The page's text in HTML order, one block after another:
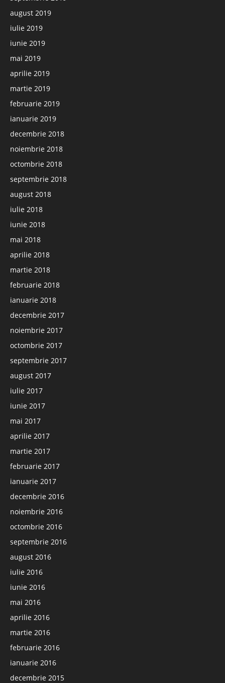
august 2019
iulie 2019
iunie 2019
mai 2019
aprilie 2019
martie 2019
februarie 2019
ianuarie 2019
decembrie 2018
noiembrie 2018
octombrie 2018
septembrie 2018
august 2018
iulie 2018
iunie 2018
mai 2018
aprilie 2018
martie 2018
februarie 2018
ianuarie 2018
decembrie 2017
noiembrie 2017
octombrie 2017
septembrie 2017
august 2017
iulie 2017
iunie 2017
mai 2017
aprilie 2017
martie 2017
februarie 2017
ianuarie 2017
decembrie 2016
noiembrie 2016
octombrie 2016
septembrie 2016
august 2016
iulie 2016
iunie 2016
mai 2016
aprilie 2016
martie 2016
februarie 2016
ianuarie 2016
decembrie 2015